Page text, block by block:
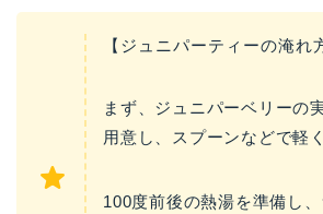
【ジュニパーティーの淹れ
まず、ジュニパーベリーの
用意し、スプーンなどで軽
100度前後の熱湯を準備し